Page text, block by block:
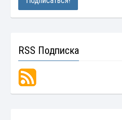
RSS Подписка